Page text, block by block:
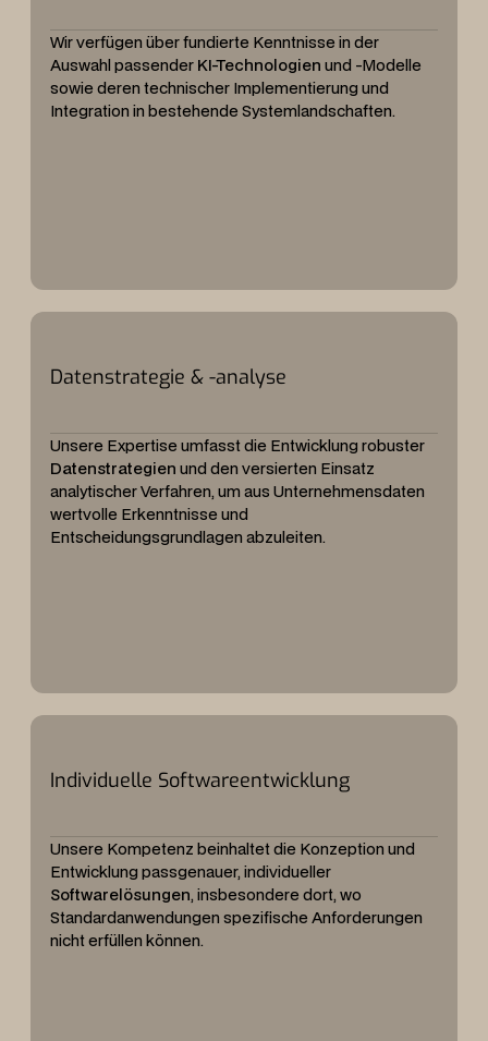
Wir verfügen über fundierte Kenntnisse in der
Auswahl passender KI-Technologien und -Modelle
sowie deren technischer Implementierung und
Integration in bestehende Systemlandschaften.
Datenstrategie & -analyse
Unsere Expertise umfasst die Entwicklung robuster
Datenstrategien und den versierten Einsatz
analytischer Verfahren, um aus Unternehmensdaten
wertvolle Erkenntnisse und
Entscheidungsgrundlagen abzuleiten.
Individuelle Softwareentwicklung
Unsere Kompetenz beinhaltet die Konzeption und
Entwicklung passgenauer, individueller
Softwarelösungen, insbesondere dort, wo
Standardanwendungen spezifische Anforderungen
nicht erfüllen können.